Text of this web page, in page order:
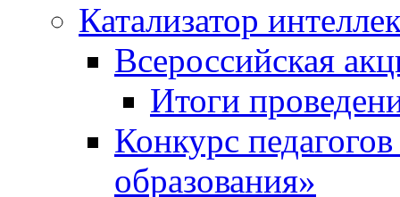
Катализатор
Всероссийская
Итоги
Конкурс
образования»